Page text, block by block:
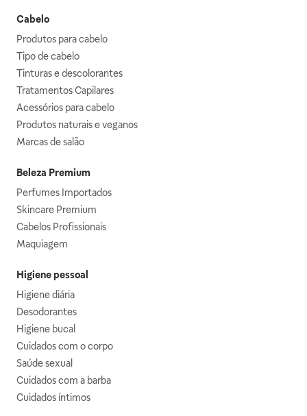
Cabelo
Produtos para cabelo
Tipo de cabelo
Tinturas e descolorantes
Tratamentos Capilares
Acessórios para cabelo
Produtos naturais e veganos
Marcas de salão
Beleza Premium
Perfumes Importados
Skincare Premium
Cabelos Profissionais
Maquiagem
Higiene pessoal
Higiene diária
Desodorantes
Higiene bucal
Cuidados com o corpo
Saúde sexual
Cuidados com a barba
Cuidados íntimos